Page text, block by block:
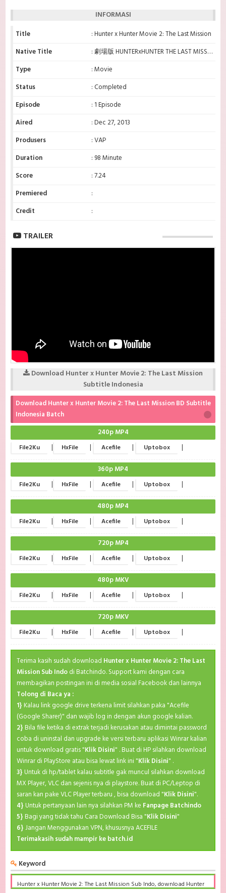
INFORMASI
Title
: Hunter x Hunter Movie 2: The Last Mission
Native Title
: 劇場版 HUNTERxHUNTER THE LAST MISSION
Type
: Movie
Status
: Completed
Episode
: 1 Episode
Aired
: Dec 27, 2013
Produsers
: VAP
Duration
: 98 Minute
Score
: 7.24
Premiered
:
Credit
:
TRAILER
Download Hunter x Hunter Movie 2: The Last Mission
Subtitle Indonesia
Download Hunter x Hunter Movie 2: The Last Mission BD Subtitle
Indonesia Batch
240p MP4
File2Ku | HxFile | Acefile | Uptobox |
360p MP4
File2Ku | HxFile | Acefile | Uptobox |
480p MP4
File2Ku | HxFile | Acefile | Uptobox |
720p MP4
File2Ku | HxFile | Acefile | Uptobox |
480p MKV
File2Ku | HxFile | Acefile | Uptobox |
720p MKV
File2Ku | HxFile | Acefile | Uptobox |
Terima kasih sudah download Hunter x Hunter Movie 2: The Last
Mission Sub Indodi Batchindo. Support kami dengan cara
membagikan postingan ini di media sosial Facebook dan lainnya
Tolong di Baca ya :
1} Kalau link google drive terkena limit silahkan paka "Acefile
(Google Sharer)" dan wajib log in dengan akun google kalian.
2} Bila file ketika di extrak terjadi kerusakan atau dimintai password
coba di uninstal dan upgrade ke versi terbaru aplikasi Winrar kalian
untuk download gratis "Klik Disini" . Buat di HP silahkan download
Winrar di PlayStore atau bisa lewat link ini "Klik Disini" .
3} Untuk di hp/tablet kalau subtitle gak muncul silahkan download
MX Player, VLC dan sejenis nya di playstore. Buat di PC/Leptop di
saran kan pake VLC Player terbaru , bisa download "Klik Disini".
4} Untuk pertanyaan lain nya silahkan PM ke Fanpage Batchindo
5} Bagi yang tidak tahu Cara Download Bisa "Klik Disini"
6}Jangan Menggunakan VPN, khususnya ACEFILE
Terimakasih sudah mampir ke batch.id
Keyword
Hunter x Hunter Movie 2: The Last Mission Sub Indo, download Hunter